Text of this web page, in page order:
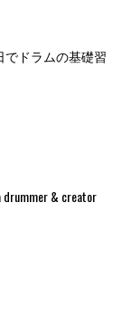
でドラムの基礎習
& creator